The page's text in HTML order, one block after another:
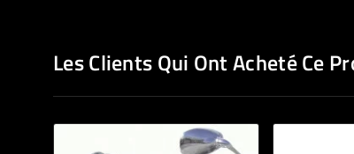
Les Clients Qui Ont Acheté Ce